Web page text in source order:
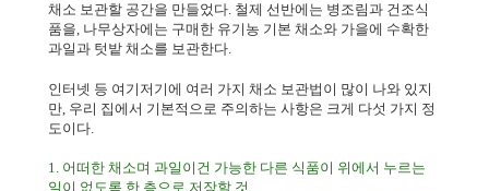
채소 보관할 공간을 만들었다. 철제 선반에는 병조림과 건조식
품을, 나무상자에는 구매한 유기농 기본 채소와 가을에 수확한
과일과 텃밭 채소를 보관한다.
인터넷 등 여기저기에 여러 가지 채소 보관법이 많이 나와 있지
만, 우리 집에서 기본적으로 주의하는 사항은 크게 다섯 가지 정
도이다.
1. 어떠한 채소며 과일이건 가능한 다른 식품이 위에서 누르는
일이 없도록 한 층으로 저장할 것 .